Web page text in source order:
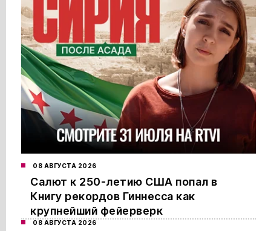
08 АВГУСТА 2026
Салют к 250-летию США попал в
Книгу рекордов Гиннесса как
крупнейший фейерверк
08 АВГУСТА 2026